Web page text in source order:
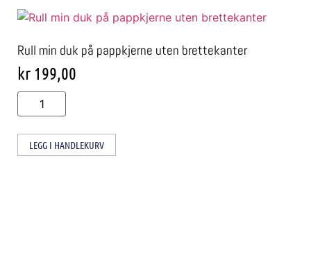
Rull min duk på pappkjerne uten brettekanter
kr 199,00
LEGG I HANDLEKURV